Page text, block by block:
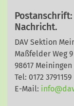
Nachricht.
DAV Sektion
Maßfelder Weg 9
98617 Meiningen
Tel: 0172 3791159
E-Mail: